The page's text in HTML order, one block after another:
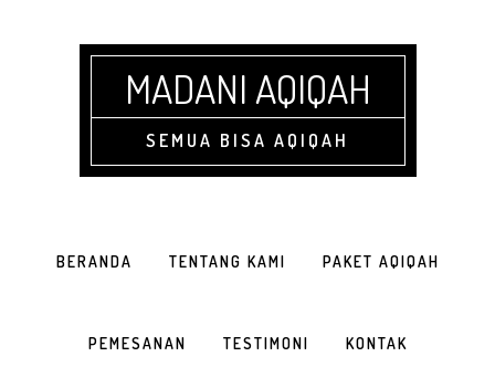
MADANI AQIQAH
SEMUA BISA AQIQAH
BERANDA TENTANG KAMI PAKET AQIQAH
PEMESANAN TESTIMONI KONTAK